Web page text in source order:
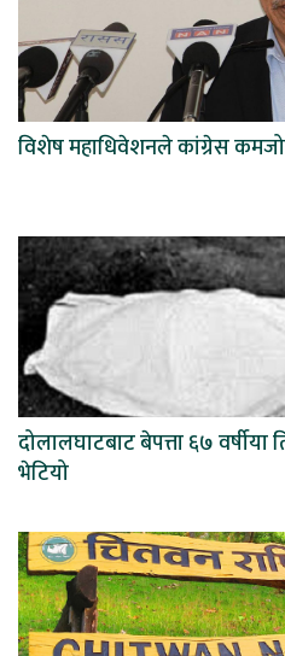
विशेष महाधिवेशनले कांग्रेस
दोलालघाटबाट बेपत्ता ६७
भेटियो